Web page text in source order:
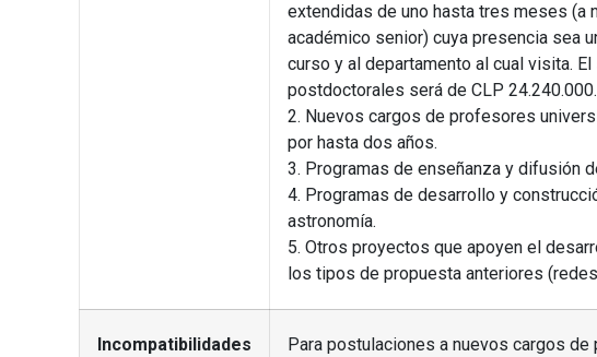
extendidas de uno hasta tres meses
académico senior) cuya presencia sea
curso y al departamento al cual visita.
postdoctorales será de CLP 24.240.000.
2. Nuevos cargos de profesores
por hasta dos años.
3. Programas de enseñanza y difusión
4. Programas de desarrollo y
astronomía.
5. Otros proyectos que apoyen el
los tipos de propuesta anteriores
Incompatibilidades
Para postulaciones a nuevos cargos